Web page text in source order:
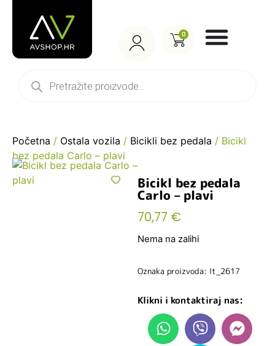
0
Početna / Ostala vozila / Bicikli bez pedala / Bicikl
bez pedala Carlo – plavi
Bicikl bez pedala
Carlo – plavi
70,77 €
Nema na zalihi
Oznaka proizvoda: lt_2617
Klikni i kontaktiraj nas: